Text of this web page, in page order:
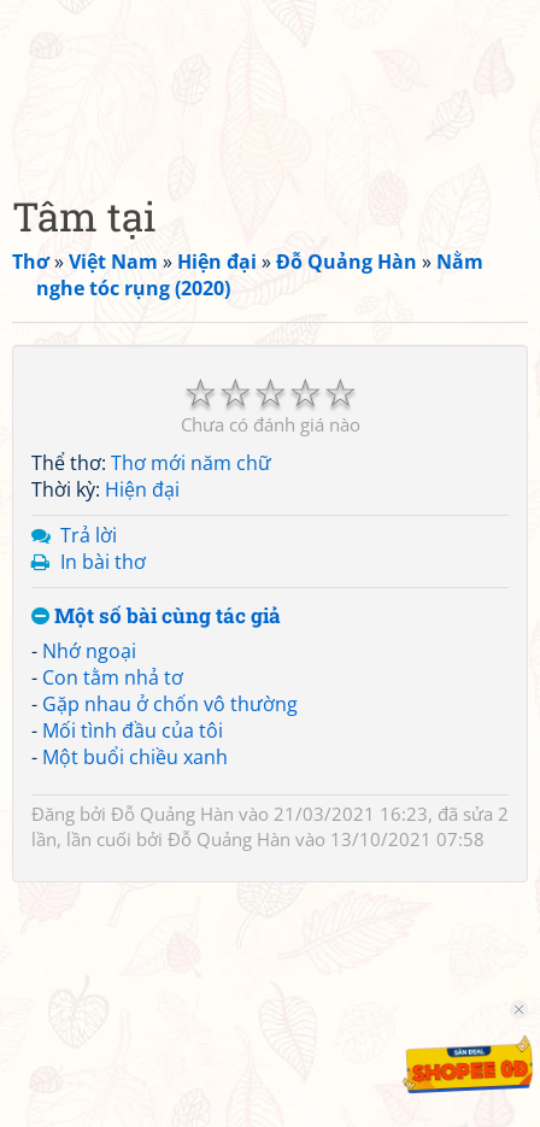
Tâm tại
Thơ»Việt Nam » Hiện đại »Đỗ Quảng Hàn » Nằm
nghe tóc rụng (2020)
☆
☆
☆
☆
☆
Chưa có đánh giá nào
Thể thơ: Thơ mới năm chữ
Thời kỳ: Hiện đại
Trả lời
In bài thơ
Một số bài cùng tác giả
- Nhớ ngoại
- Con tằm nhả tơ
- Gặp nhau ở chốn vô thường
- Mối tình đầu của tôi
- Một buổi chiều xanh
Đăng bởi Đỗ Quảng Hàn vào 21/03/2021 16:23, đã sửa 2
lần, lần cuối bởi Đỗ Quảng Hàn vào 13/10/2021 07:58